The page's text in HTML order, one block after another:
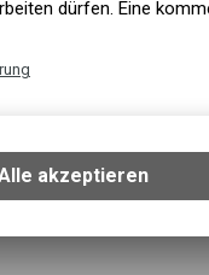
bis 4.8"
dürfen. Eine
Ihrem Gerät, um die
Verwendung des
zulassen.
akzeptieren